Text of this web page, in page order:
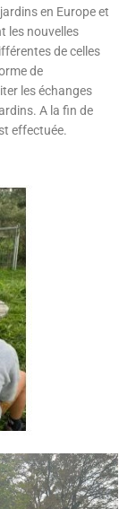
en Europe et
les nouvelles
de celles
de
les échanges
A la fin de
effectuée.